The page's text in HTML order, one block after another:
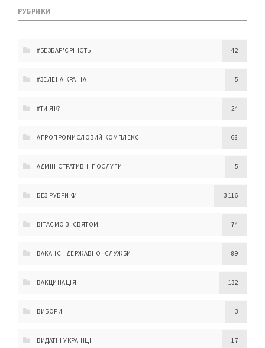
РУБРИКИ
#БЕЗБАР'ЄРНІСТЬ 42
#ЗЕЛЕНА КРАЇНА 5
#ТИ ЯК? 24
АГРОПРОМИСЛОВИЙ КОМПЛЕКС 68
АДМІНІСТРАТИВНІ ПОСЛУГИ 5
БЕЗ РУБРИКИ 3 116
ВІТАЄМО ЗІ СВЯТОМ 74
ВАКАНСІЇ ДЕРЖАВНОЇ СЛУЖБИ 89
ВАКЦИНАЦІЯ 132
ВИБОРИ 3
ВИДАТНІ УКРАЇНЦІ 17